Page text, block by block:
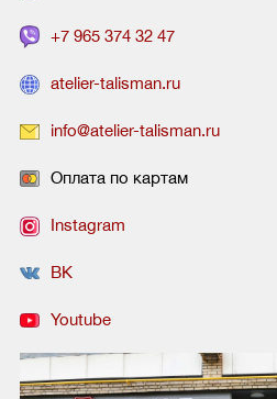
+7 965 374 32 47
atelier-talisman.ru
info@atelier-talisman.ru
Оплата по картам
Instagram
ВК
Youtube